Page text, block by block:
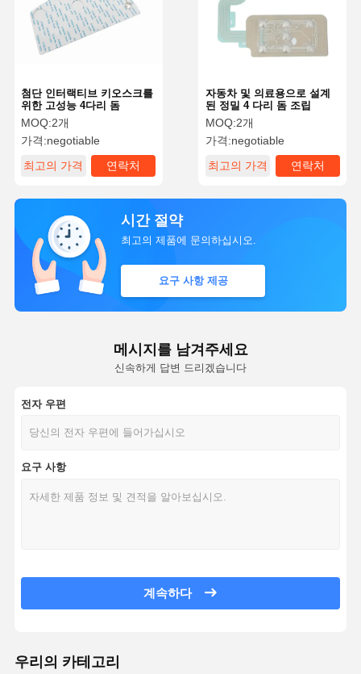
첨단 인터랙티브 키오스크를
위한 고성능 4다리 돔
MOQ:2개
가격:negotiable
최고의 가격
연락처
자동차 및 의료용으로 설계
된 정밀 4 다리 돔 조립
MOQ:2개
가격:negotiable
최고의 가격
연락처
시간 절약
최고의 제품에 문의하십시오.
요구 사항 제공
메시지를 남겨주세요
신속하게 답변 드리겠습니다
전자 우편
요구 사항
계속하다
우리의 카테고리